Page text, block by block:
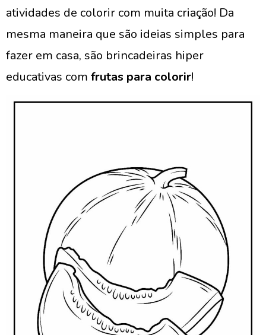
atividades de colorir com muita criação! Da
mesma maneira que são ideias simples para
fazer em casa, são brincadeiras hiper
educativas com frutas para colorir!